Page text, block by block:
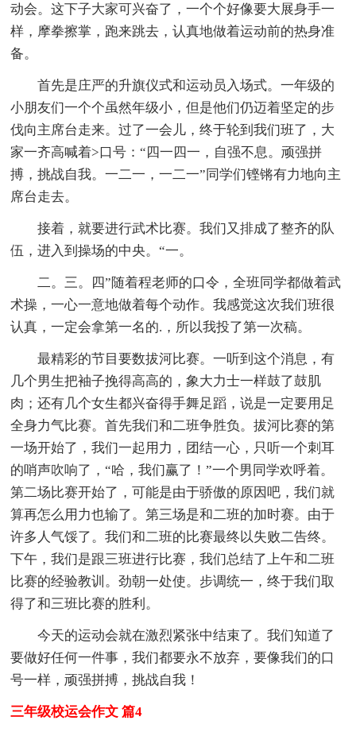
动会。这下子大家可兴奋了，一个个好像要大展身手一
样，摩拳擦掌，跑来跳去，认真地做着运动前的热身准
备。
首先是庄严的升旗仪式和运动员入场式。一年级的
小朋友们一个个虽然年级小，但是他们仍迈着坚定的步
伐向主席台走来。过了一会儿，终于轮到我们班了，大
家一齐高喊着>口号：“四一四一，自强不息。顽强拼
搏，挑战自我。一二一，一二一”同学们铿锵有力地向主
席台走去。
接着，就要进行武术比赛。我们又排成了整齐的队
伍，进入到操场的中央。“一。
二。三。四”随着程老师的口令，全班同学都做着武
术操，一心一意地做着每个动作。我感觉这次我们班很
认真，一定会拿第一名的.，所以我投了第一次稿。
最精彩的节目要数拔河比赛。一听到这个消息，有
几个男生把袖子挽得高高的，象大力士一样鼓了鼓肌
肉；还有几个女生都兴奋得手舞足蹈，说是一定要用足
全身力气比赛。首先我们和二班争胜负。拔河比赛的第
一场开始了，我们一起用力，团结一心，只听一个刺耳
的哨声吹响了，“哈，我们赢了！”一个男同学欢呼着。
第二场比赛开始了，可能是由于骄傲的原因吧，我们就
算再怎么用力也输了。第三场是和二班的加时赛。由于
许多人气馁了。我们和二班的比赛最终以失败二告终。
下午，我们是跟三班进行比赛，我们总结了上午和二班
比赛的经验教训。劲朝一处使。步调统一，终于我们取
得了和三班比赛的胜利。
今天的运动会就在激烈紧张中结束了。我们知道了
要做好任何一件事，我们都要永不放弃，要像我们的口
号一样，顽强拼搏，挑战自我！
三年级校运会作文 篇4